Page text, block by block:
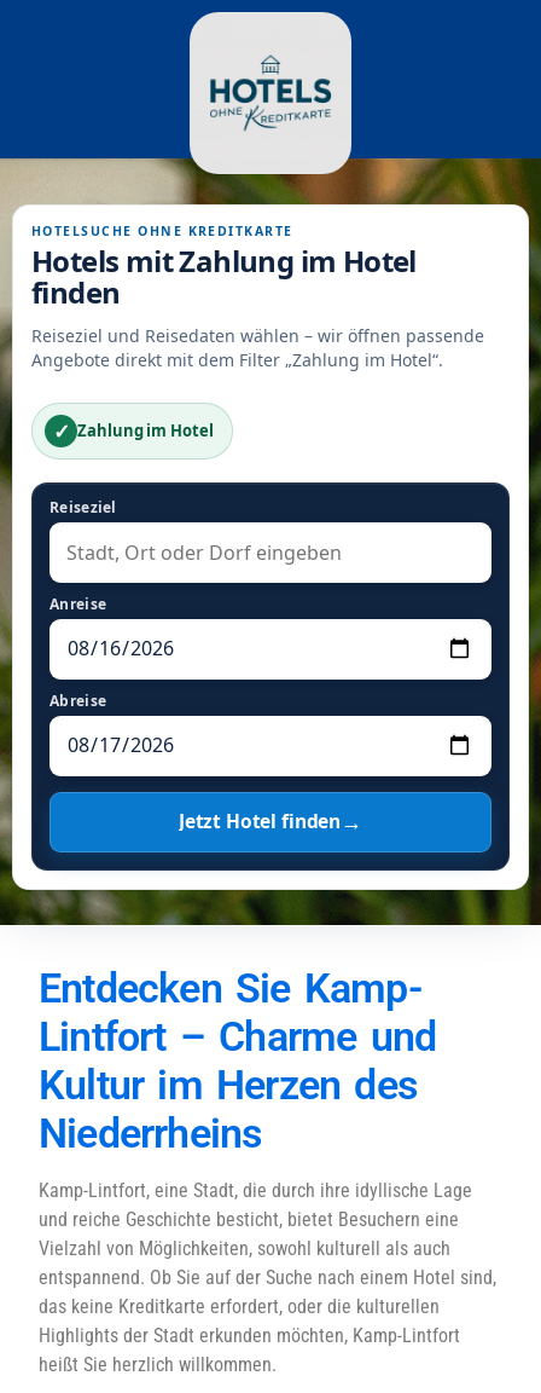
HOTELSUCHE OHNE KREDITKARTE
Hotels mit Zahlung im Hotel
finden
Reiseziel und Reisedaten wählen – wir öffnen passende
Angebote direkt mit dem Filter „Zahlung im Hotel“.
✓ Zahlung im Hotel
Reiseziel
Anreise
Abreise
Jetzt Hotel finden→
Entdecken Sie Kamp-
Lintfort – Charme und
Kultur im Herzen des
Niederrheins
Kamp-Lintfort, eine Stadt, die durch ihre idyllische Lage
und reiche Geschichte besticht, bietet Besuchern eine
Vielzahl von Möglichkeiten, sowohl kulturell als auch
entspannend. Ob Sie auf der Suche nach einem Hotel sind,
das keine Kreditkarte erfordert, oder die kulturellen
Highlights der Stadt erkunden möchten, Kamp-Lintfort
heißt Sie herzlich willkommen.